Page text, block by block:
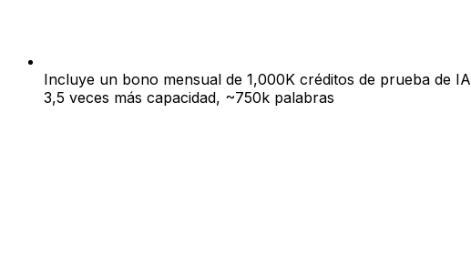
Incluye un bono mensual de 1,000K créditos de prueba de IA
3,5 veces más capacidad, ~750k palabras